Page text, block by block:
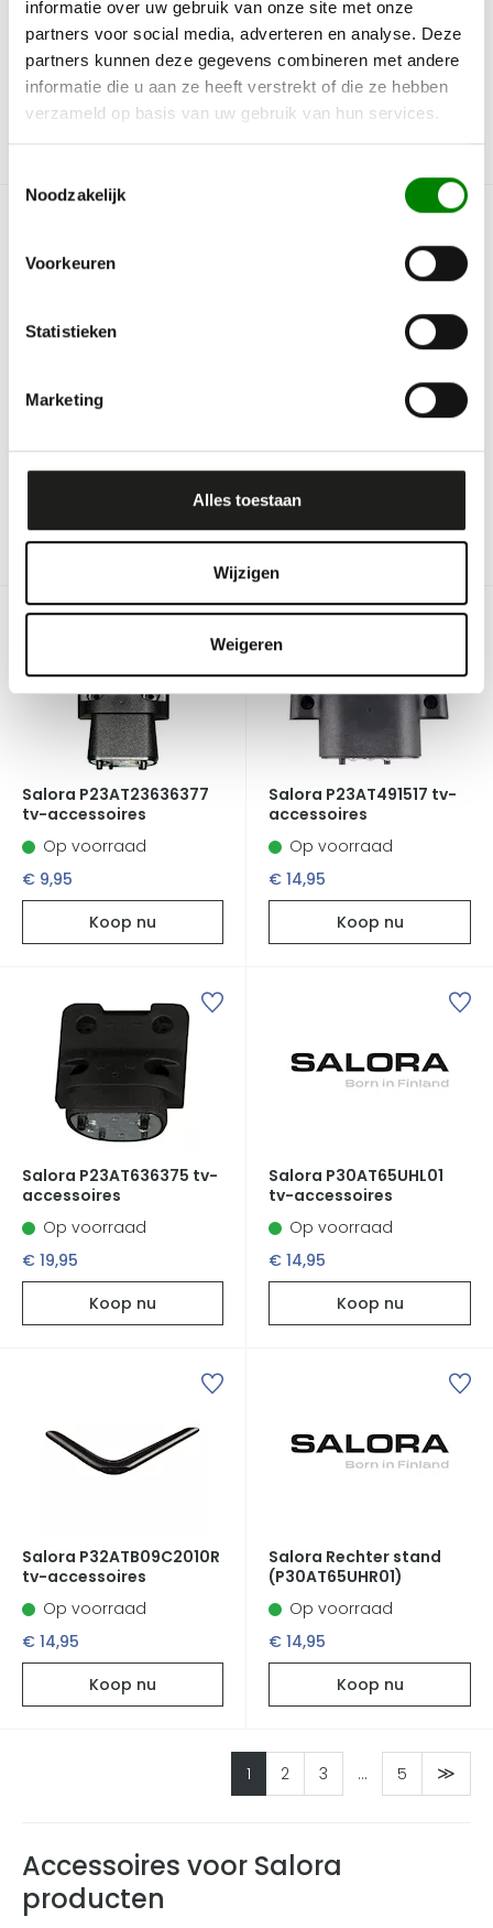
informatie over uw gebruik van onze site met onze
partners voor social media, adverteren en analyse. Deze
partners kunnen deze gegevens combineren met andere
informatie die u aan ze heeft verstrekt of die ze hebben
verzameld op basis van uw gebruik van hun services.
Noodzakelijk
Voorkeuren
Statistieken
Marketing
Alles toestaan
Wijzigen
Weigeren
Salora Neck P32AT2­
BXHS7850
Op voorraad
€ 14,95
Koop nu
Salora Neck Support
(P23AT678124)
Op voorraad
€ 19,95
Koop nu
Salora Neck support
(P23AT678011)
Op voorraad
Koop nu
P10ATB603150310R tv-
Op voorraad
€ 14,95
Koop nu
Salora P23AT23636377
tv-accessoires
Op voorraad
€ 9,95
Koop nu
Salora P23AT491517 tv-
accessoires
Op voorraad
€ 14,95
Koop nu
Salora P23AT636375 tv-
accessoires
Op voorraad
€ 19,95
Koop nu
Salora P30AT65UHL01
tv-accessoires
Op voorraad
€ 14,95
Koop nu
Salora P32ATB09C2010R
tv-accessoires
Op voorraad
€ 14,95
Koop nu
Salora Rechter stand
(P30AT65UHR01)
Op voorraad
€ 14,95
Koop nu
1 2 3 … 5
Accessoires voor Salora
producten